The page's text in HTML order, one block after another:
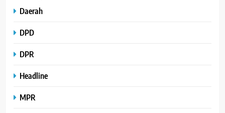
Daerah
DPD
DPR
Headline
MPR